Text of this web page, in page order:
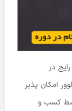
در
امکان پذیر
کسب و